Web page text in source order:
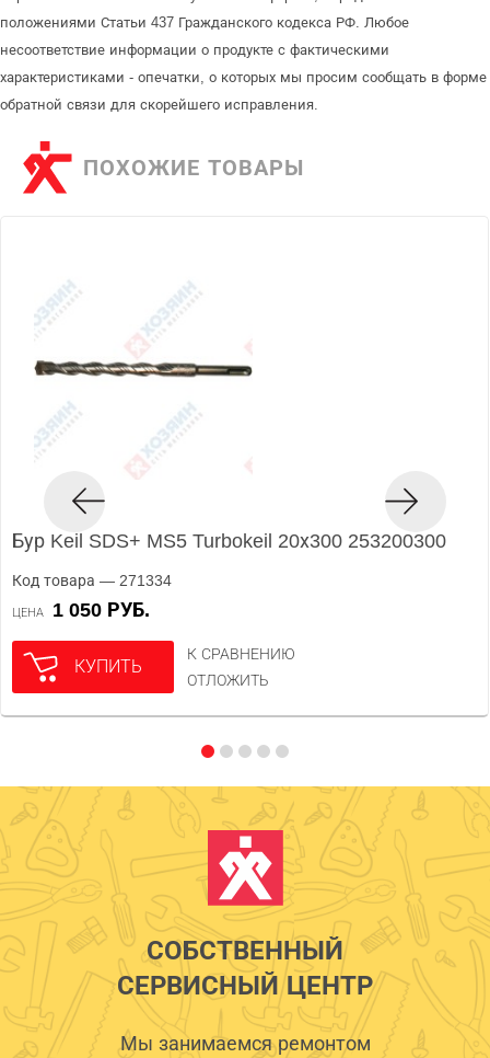
положениями Статьи 437 Гражданского кодекса РФ. Любое
несоответствие информации о продукте с фактическими
характеристиками - опечатки, о которых мы просим сообщать в форме
обратной связи для скорейшего исправления.
ПОХОЖИЕ ТОВАРЫ
Бур Keil SDS+ MS5 Turbokeil 20х300 253200300
Код товара — 271334
ЦЕНА 1 050 РУБ.
КУПИТЬ
К СРАВНЕНИЮ
ОТЛОЖИТЬ
СОБСТВЕННЫЙ
СЕРВИСНЫЙ ЦЕНТР
Мы занимаемся ремонтом